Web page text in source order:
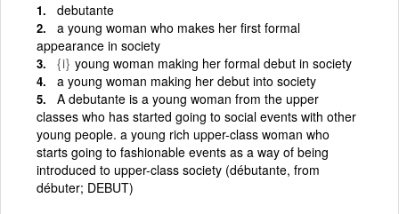
debutante
a young woman who makes her first formal
appearance in society
{i} young woman making her formal debut in society
a young woman making her debut into society
A debutante is a young woman from the upper
classes who has started going to social events with other
young people. a young rich upper-class woman who
starts going to fashionable events as a way of being
introduced to upper-class society (débutante, from
débuter; DEBUT)